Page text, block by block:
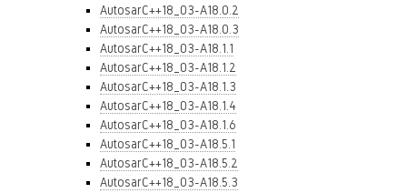
AutosarC++18_03-A18.0.2
AutosarC++18_03-A18.0.3
AutosarC++18_03-A18.1.1
AutosarC++18_03-A18.1.2
AutosarC++18_03-A18.1.3
AutosarC++18_03-A18.1.4
AutosarC++18_03-A18.1.6
AutosarC++18_03-A18.5.1
AutosarC++18_03-A18.5.2
AutosarC++18_03-A18.5.3